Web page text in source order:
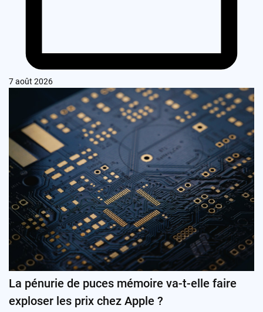
7 août 2026
La pénurie de puces mémoire va-t-elle faire
exploser les prix chez Apple ?